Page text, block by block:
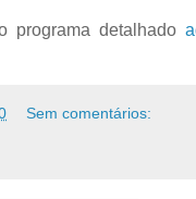
programa detalhado
Sem comentários: